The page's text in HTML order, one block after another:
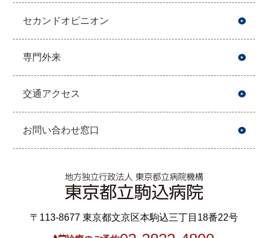
セカンドオピニオン
専門外来
交通アクセス
お問い合わせ窓口
〒113-8677 東京都文京区本駒込三丁目18番22号